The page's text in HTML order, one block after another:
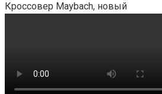
Кроссовер Maybach, новый